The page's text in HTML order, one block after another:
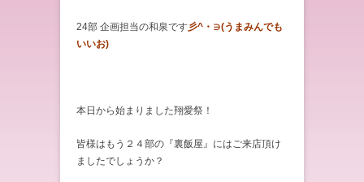
24部 企画担当の和泉です彡^・∋(うまみんでも
いいお)
本日から始まりました翔愛祭！
皆様はもう２４部の『裏飯屋』にはご来店頂け
ましたでしょうか？